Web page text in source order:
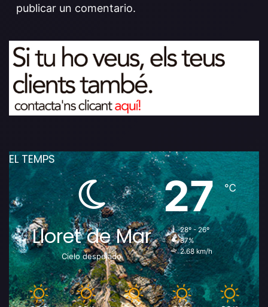
publicar un comentario.
EL TEMPS
Lloret de Mar
Cielo despejado
27℃
28º - 26º
87%
2.68 km/h